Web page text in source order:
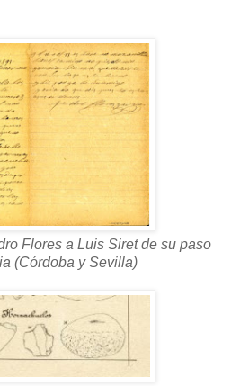
Flores a Luis Siret de su paso
(Córdoba y Sevilla)